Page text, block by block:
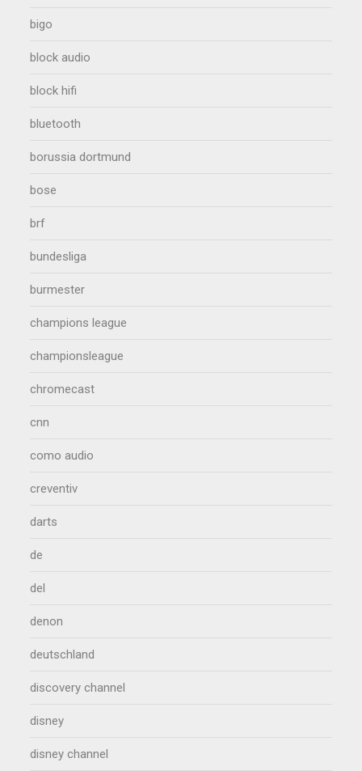
bigo
block audio
block hifi
bluetooth
borussia dortmund
bose
brf
bundesliga
burmester
champions league
championsleague
chromecast
cnn
como audio
creventiv
darts
de
del
denon
deutschland
discovery channel
disney
disney channel